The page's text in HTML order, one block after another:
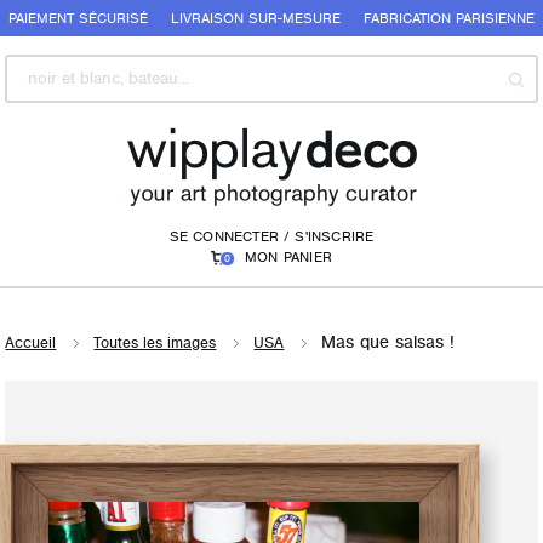
PAIEMENT SÉCURISÉ LIVRAISON SUR-MESURE FABRICATION PARISIENNE
SE CONNECTER / S'INSCRIRE
0 MON PANIER
Accueil Toutes les images USA Mas que salsas !